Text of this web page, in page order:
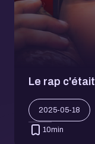
Le rap
2025-05-18
10min